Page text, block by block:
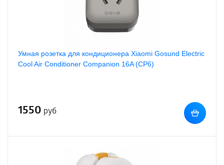
Умная розетка для кондиционера Xiaomi Gosund Electric
Cool Air Conditioner Companion 16A (CP6)
1550 руб